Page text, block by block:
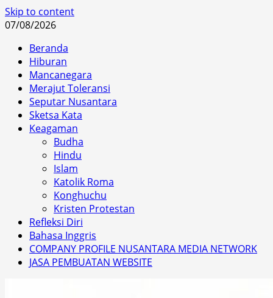
Skip to content
07/08/2026
Beranda
Hiburan
Mancanegara
Merajut Toleransi
Seputar Nusantara
Sketsa Kata
Keagaman
Budha
Hindu
Islam
Katolik Roma
Konghuchu
Kristen Protestan
Refleksi Diri
Bahasa Inggris
COMPANY PROFILE NUSANTARA MEDIA NETWORK
JASA PEMBUATAN WEBSITE